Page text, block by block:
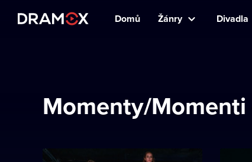
Domů Žánry Divadla
Momenty/